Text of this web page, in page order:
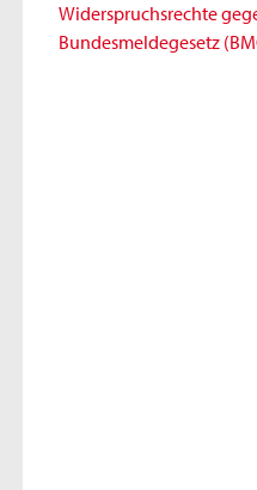
Widerspruchsrechte
Bundesmeldegesetz